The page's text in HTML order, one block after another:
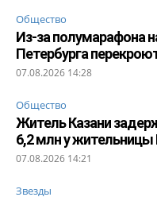
Общество
Из-за полумарафона
Петербурга
07.08.2026 14:28
Общество
Житель Казани
6,2 млн у жительницы
07.08.2026 14:21
Звезды